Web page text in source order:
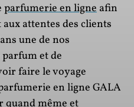
parfumerie en ligne afin
attentes des clients
une de nos
et de
faire le voyage
en ligne GALA
quand même et